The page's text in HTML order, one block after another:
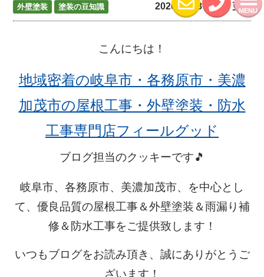
MENU
外壁塗装 塗装の豆知識 2026.06.08 (Mon) 更新
こんにちは！
地域密着の岐阜市・各務原市・美濃
加茂市の屋根工事・外壁塗装・防水
工事専門店フィールグッド
ブログ担当のクッキーです🎵
岐阜市、各務原市、美濃加茂市、を中心とし
て、優良品質の屋根工事＆外壁塗装＆雨漏り補
修＆防水工事をご提供致します！
いつもブログをお読み頂き、誠にありがとうご
ざいます！